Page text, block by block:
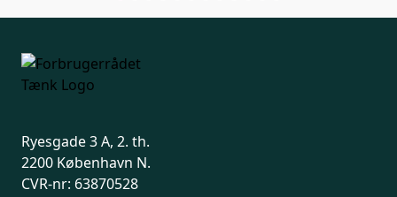
Ryesgade 3 A, 2. th.
2200 København N.
CVR-nr: 63870528